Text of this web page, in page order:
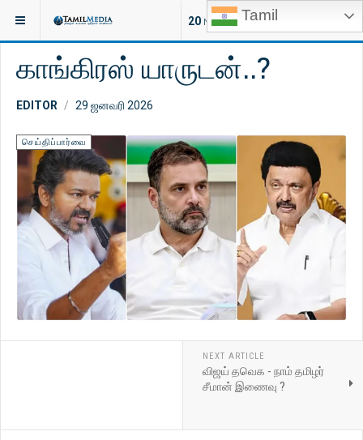
Tamil
20 NEW ARTICLES
இருக்குமிடம்: செய்திகள்
காங்கிரஸ் யாருடன்..?
EDITOR 29 ஜனவரி 2026
செய்திப்பார்வை
NEXT ARTICLE
விஜய் தவெக - நாம் தமிழர்
சீமான் இணைவு ?